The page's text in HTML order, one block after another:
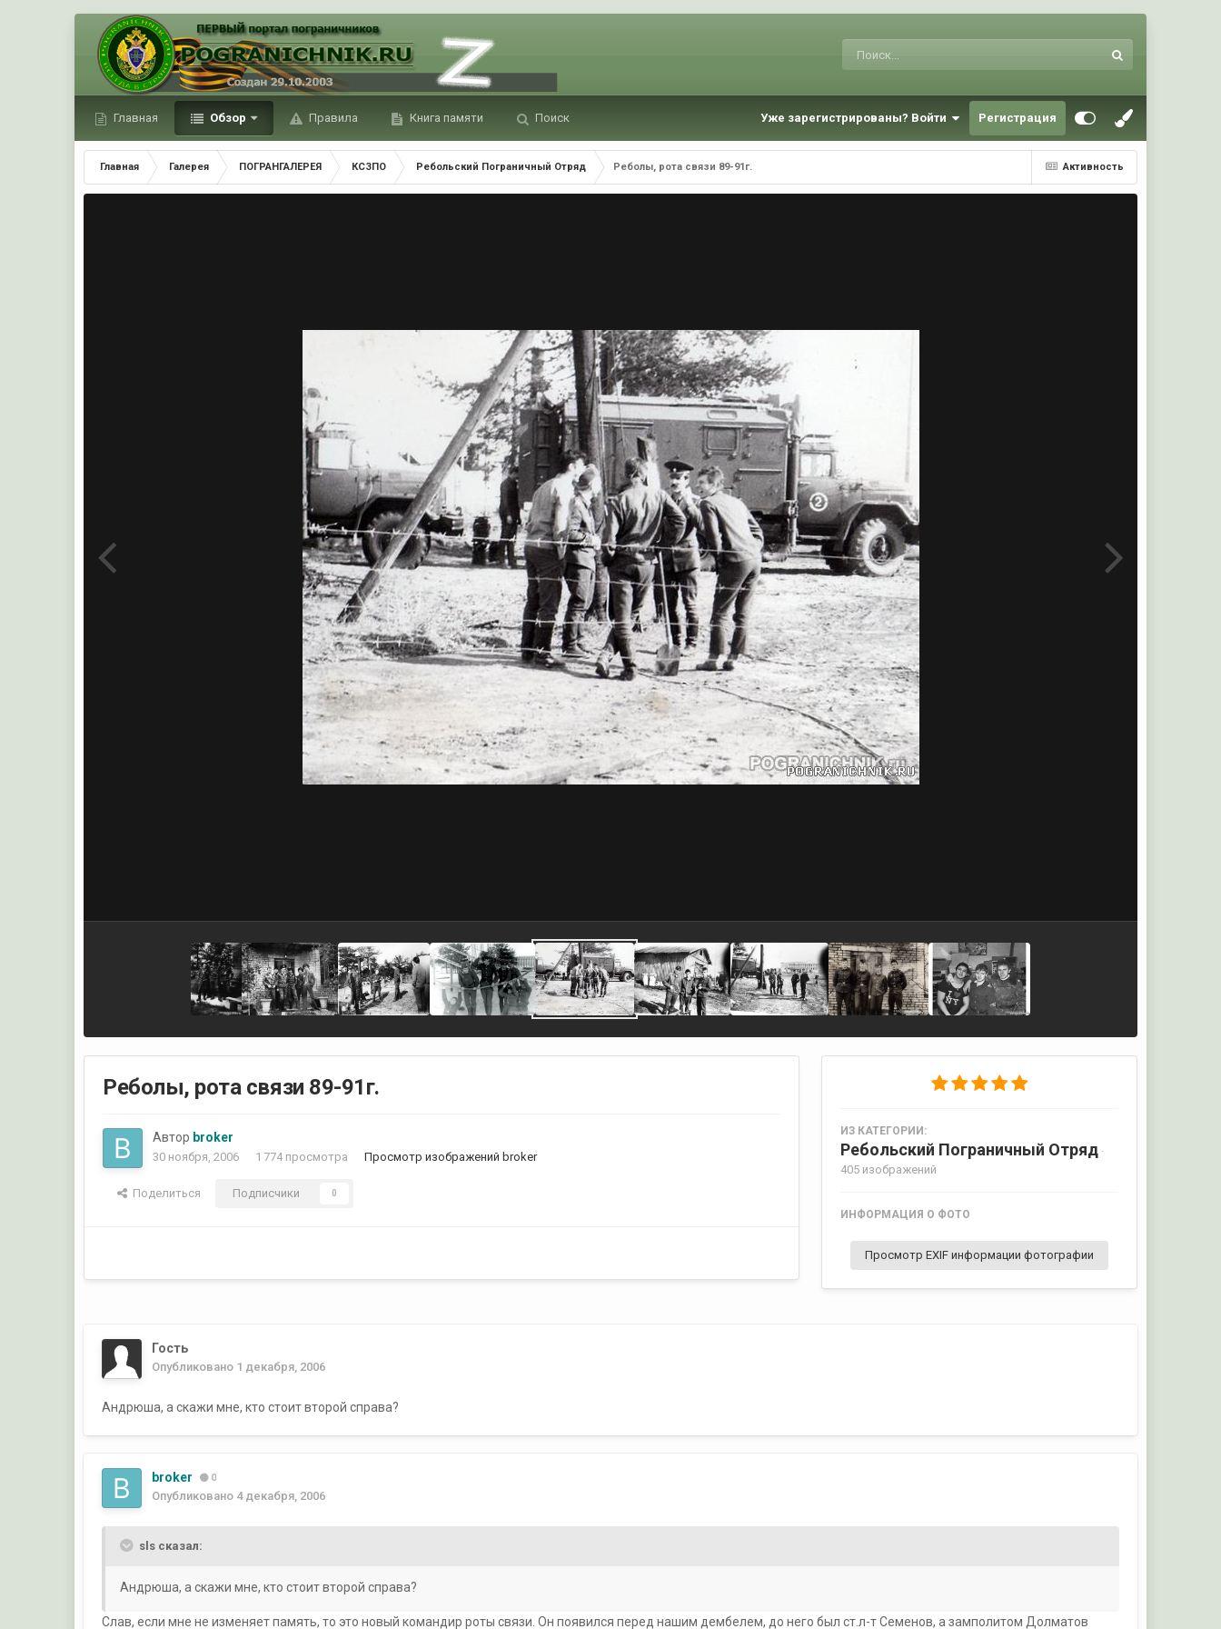
Главная Обзор Правила Книга памяти Поиск Уже зарегистрированы? Войти Регистрация
Активность
Главная Галерея ПОГРАНГАЛЕРЕЯ КСЗПО Ребольский Пограничный Отряд Реболы, рота связи 89-91г.
Реболы, рота связи 89-91г.
Автор broker
30 ноября, 2006 1 774 просмотра Просмотр изображений broker
Поделиться Подписчики 0
ИЗ КАТЕГОРИИ:
Ребольский Пограничный Отряд ·
405 изображений
ИНФОРМАЦИЯ О ФОТО
Просмотр EXIF информации фотографии
Гость
Опубликовано 1 декабря, 2006
Андрюша, а скажи мне, кто стоит второй справа?
broker 0
Опубликовано 4 декабря, 2006
sls сказал:
Андрюша, а скажи мне, кто стоит второй справа?
Слав, если мне не изменяет память, то это новый командир роты связи. Он появился перед нашим дембелем, до него был ст.л-т Семенов, а замполитом Долматов